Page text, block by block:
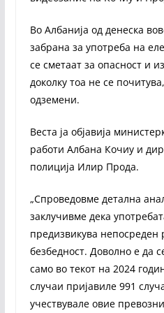
Во Албанија од денеска
забрана за употреба на
се сметаат за опасност и
доколку тоа не се
одземени.
Веста ја објавија
работи Албана Кочиу и
полиција Илир Прода.
„Спроведовме детална
заклучивме дека
предизвикува непосреден
безбедност. Доволно е да
само во текот на 2024
случаи пријавиле 991
учествувале овие